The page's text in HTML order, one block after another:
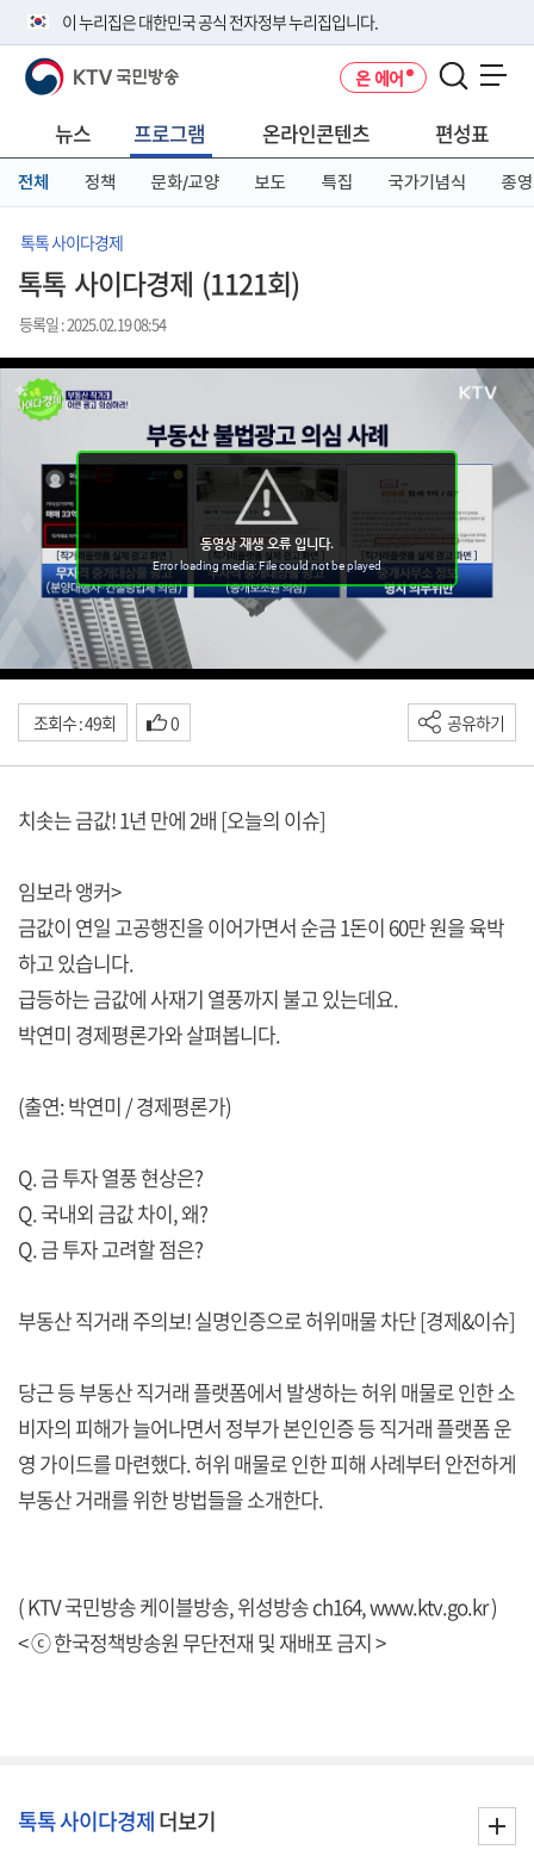
이 누리집은 대한민국 공식 전자정부 누리집입니다.
공식 누리집 주소 확인하기
니다.
이밖에 or.kr 또는 .kr등 다른 도메인 주소를 사용하고 있다면 아래 URL에
서 도메인 주소를 확인해 보세요
KTV 국민방송 온 에어
뉴스 프로그램 온라인콘텐츠 편성표
전체 정책 문화/교양 보도 특집 국가기념식 종영
톡톡 사이다경제
톡톡 사이다경제 (1121회)
등록일 : 2025.02.19 08:54
조회수 : 49회 0 공유하기
치솟는 금값! 1년 만에 2배 [오늘의 이슈]
임보라 앵커>
금값이 연일 고공행진을 이어가면서 순금 1돈이 60만 원을 육박
하고 있습니다.
급등하는 금값에 사재기 열풍까지 불고 있는데요.
박연미 경제평론가와 살펴봅니다.
(출연: 박연미 / 경제평론가)
Q. 금 투자 열풍 현상은?
Q. 국내외 금값 차이, 왜?
Q. 금 투자 고려할 점은?
부동산 직거래 주의보! 실명인증으로 허위매물 차단 [경제&이슈]
당근 등 부동산 직거래 플랫폼에서 발생하는 허위 매물로 인한 소
비자의 피해가 늘어나면서 정부가 본인인증 등 직거래 플랫폼 운
영 가이드를 마련했다. 허위 매물로 인한 피해 사례부터 안전하게
부동산 거래를 위한 방법들을 소개한다.
( KTV 국민방송 케이블방송, 위성방송 ch164,www.ktv.go.kr)
< ⓒ 한국정책방송원 무단전재 및 재배포 금지 >
톡톡 사이다경제더보기